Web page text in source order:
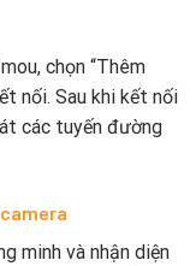
chọn “Thêm
nối. Sau khi kết nối
các tuyến đường
minh và nhận diện